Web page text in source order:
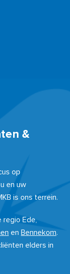
&
op
en uw
is ons terrein.
regio Ede,
en Bennekom.
elders in